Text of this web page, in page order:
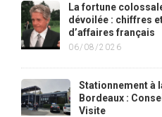
La fortune
dévoilée : chiffres
d’affaires français
06/08/2026
Stationnement à
Bordeaux :
Visite